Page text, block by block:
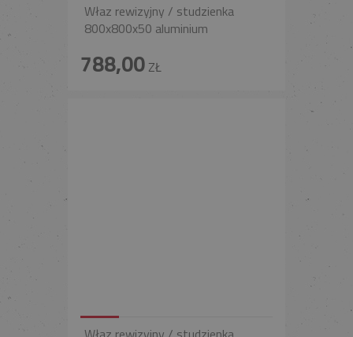
Właz rewizyjny / studzienka
800x800x50 aluminium
788,00ZŁ